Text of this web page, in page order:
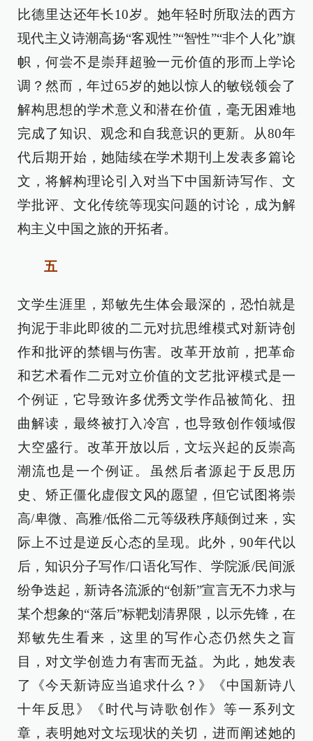
比德里达还年长10岁。她年轻时所取法的西方
现代主义诗潮高扬“客观性”“智性”“非个人化”旗
帜，何尝不是崇拜超验一元价值的形而上学论
调？然而，年过65岁的她以惊人的敏锐领会了
解构思想的学术意义和潜在价值，毫无困难地
完成了知识、观念和自我意识的更新。从80年
代后期开始，她陆续在学术期刊上发表多篇论
文，将解构理论引入对当下中国新诗写作、文
学批评、文化传统等现实问题的讨论，成为解
构主义中国之旅的开拓者。
五
文学生涯里，郑敏先生体会最深的，恐怕就是
拘泥于非此即彼的二元对抗思维模式对新诗创
作和批评的禁锢与伤害。改革开放前，把革命
和艺术看作二元对立价值的文艺批评模式是一
个例证，它导致许多优秀文学作品被简化、扭
曲解读，最终被打入冷宫，也导致创作领域假
大空盛行。改革开放以后，文坛兴起的反崇高
潮流也是一个例证。虽然后者源起于反思历
史、矫正僵化虚假文风的愿望，但它试图将崇
高/卑微、高雅/低俗二元等级秩序颠倒过来，实
际上不过是逆反心态的呈现。此外，90年代以
后，知识分子写作/口语化写作、学院派/民间派
纷争迭起，新诗各流派的“创新”宣言无不力求与
某个想象的“落后”标靶划清界限，以示先锋，在
郑敏先生看来，这里的写作心态仍然失之盲
目，对文学创造力有害而无益。为此，她发表
了《今天新诗应当追求什么？》《中国新诗八
十年反思》《时代与诗歌创作》等一系列文
章，表明她对文坛现状的关切，进而阐述她的